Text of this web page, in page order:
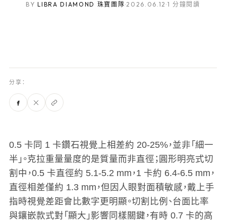
BY LIBRA DIAMOND 珠寶團隊·2026.06.12·1 分鐘閱讀
分享：
0.5 卡同 1 卡鑽石視覺上相差約 20-25%，並非「細一
半」。克拉重量量度的是質量而非直徑；圓形明亮式切
割中，0.5 卡直徑約 5.1-5.2 mm，1 卡約 6.4-6.5 mm，
直徑相差僅約 1.3 mm，但因人眼對面積敏感，戴上手
指時視覺差距會比數字更明顯。切割比例、台面比率
與鑲嵌款式對「顯大」影響同樣關鍵，有時 0.7 卡的高